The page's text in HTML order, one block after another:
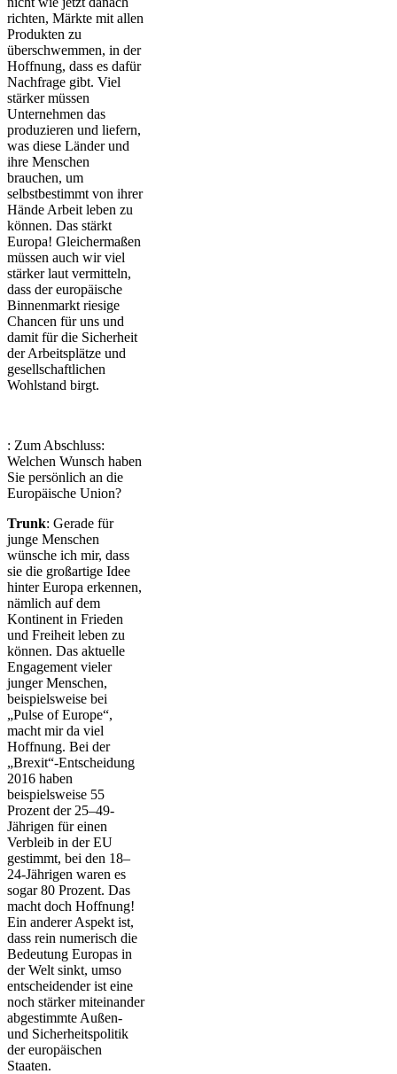
richten, Märkte mit allen
Produkten zu
überschwemmen, in der
Hoffnung, dass es dafür
Nachfrage gibt. Viel
stärker müssen
Unternehmen das
produzieren und liefern,
was diese Länder und
ihre Menschen
brauchen, um
selbstbestimmt von ihrer
Hände Arbeit leben zu
können. Das stärkt
Europa! Gleichermaßen
müssen auch wir viel
stärker laut vermitteln,
dass der europäische
Binnenmarkt riesige
Chancen für uns und
damit für die Sicherheit
der Arbeitsplätze und
gesellschaftlichen
Wohlstand birgt.
: Zum Abschluss:
Welchen Wunsch haben
Sie persönlich an die
Europäische Union?
Trunk: Gerade für
junge Menschen
wünsche ich mir, dass
sie die großartige Idee
hinter Europa erkennen,
nämlich auf dem
Kontinent in Frieden
und Freiheit leben zu
können. Das aktuelle
Engagement vieler
junger Menschen,
beispielsweise bei
„Pulse of Europe“,
macht mir da viel
Hoffnung. Bei der
„Brexit“-Entscheidung
2016 haben
beispielsweise 55
Prozent der 25–49-
Jährigen für einen
Verbleib in der EU
gestimmt, bei den 18–
24-Jährigen waren es
sogar 80 Prozent. Das
macht doch Hoffnung!
Ein anderer Aspekt ist,
dass rein numerisch die
Bedeutung Europas in
der Welt sinkt, umso
entscheidender ist eine
noch stärker miteinander
abgestimmte Außen-
und Sicherheitspolitik
der europäischen
Staaten.